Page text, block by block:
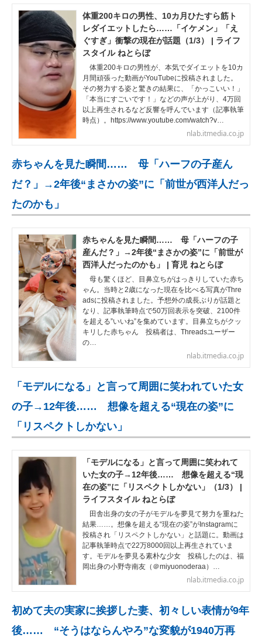
体重200キロの男性、10カ月ひたすら筋ト
レダイエットしたら……「イケメン」「え
ぐすぎ」衝撃の現在が話題（1/3） | ライフ
スタイル ねとらぼ
体重200キロの男性が、本気でダイエットを10カ
月間頑張った動画がYouTubeに投稿されました。
その努力する姿と驚きの結果に、「かっこいい！」
「本当にすごいです！」などの声が上がり、4万回
以上再生されるなど反響を呼んでいます（記事執筆
時点）。https://www.youtube.com/watch?v…
nlab.itmedia.co.jp
赤ちゃんを見た瞬間…… 母「ハーフの子産ん
だ？」→2年後“まさかの姿”に「前世が西洋人だっ
たのかも」
赤ちゃんを見た瞬間…… 母「ハーフの子
産んだ？」→2年後“まさかの姿”に「前世が
西洋人だったのかも」 | 育児 ねとらぼ
母も驚くほど、目鼻立ちがはっきりしていた赤ち
ゃん。当時と2歳になった現在を比べる写真がThre
adsに投稿されました。予想外の成長ぶりが話題と
なり、記事執筆時点で50万回表示を突破、2100件
を超える”いいね”を集めています。目鼻立ちがクッ
キリした赤ちゃん 投稿者は、Threadsユーザー
の…
nlab.itmedia.co.jp
「モデルになる」と言って周囲に笑われていた女
の子→12年後…… 想像を超える“現在の姿”に
「リスペクトしかない」
「モデルになる」と言って周囲に笑われて
いた女の子→12年後…… 想像を超える“現
在の姿”に「リスペクトしかない」（1/3） |
ライフスタイル ねとらぼ
田舎出身の女の子がモデルを夢見て努力を重ねた
結果……。想像を超える“現在の姿”がInstagramに
投稿され「リスペクトしかない」と話題に。動画は
記事執筆時点で22万8000回以上再生されていま
す。モデルを夢見る素朴な少女 投稿したのは、福
岡出身の小野寺南友（＠miyuonoderaa）…
nlab.itmedia.co.jp
初めて夫の実家に挨拶した妻、初々しい表情が9年
後…… “そうはならんやろ”な変貌が1940万再